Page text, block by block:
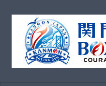
コンテンツへスキップ